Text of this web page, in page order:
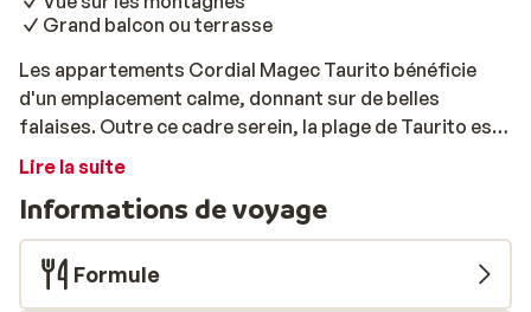
Grand balcon ou terrasse
Les appartements Cordial Magec Taurito bénéficie
d'un emplacement calme, donnant sur de belles
falaises. Outre ce cadre serein, la plage de Taurito est
accessible à pied et le centre est facilement
d'un salon spacieux, où vous pourrez profiter du climat
agréable sur votre propre balcon ou terrasse. Vous
pourrez vous rafraîchir autour de la piscine, tandis que
les amateurs de sport pourront utiliser la salle de
Lire la suite
Informations de voyage
Formule